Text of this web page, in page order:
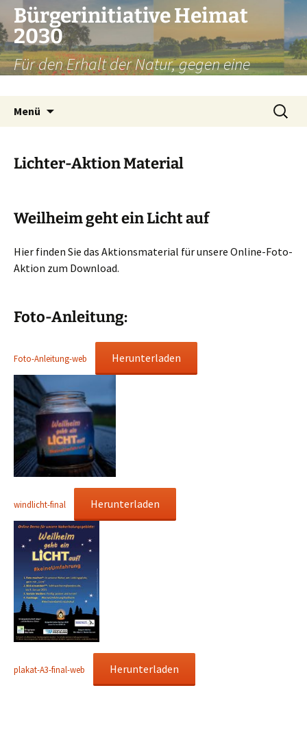
Zum
Inhalt
springen
Bürgerinitiative Heimat
2030
Für den Erhalt der Natur, gegen eine
Menü
Suchen
nach:
Lichter-Aktion Material
Weilheim geht ein Licht auf
Hier finden Sie das Aktionsmaterial für unsere Online-Foto-
Aktion zum Download.
Foto-Anleitung:
Foto-Anleitung-web Herunterladen
windlicht-final Herunterladen
plakat-A3-final-web Herunterladen